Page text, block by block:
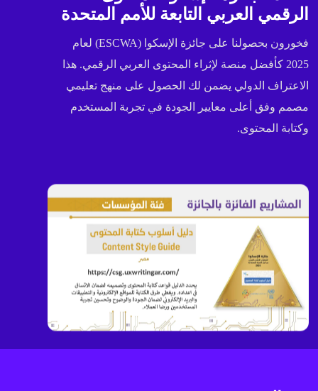
الرقمي العربي التابعة للأمم المتحدة
فخورون بحصولنا على جائزة الإسكوا (ESCWA) لعام
2025 كأفضل منصة لإثراء المحتوى العربي الرقمي. هذا
الاعتراف الدولي يضمن لك الحصول على منهج تعليمي
مصمم وفق أعلى معايير الجودة في تجربة المستخدم
وكتابة المحتوى.